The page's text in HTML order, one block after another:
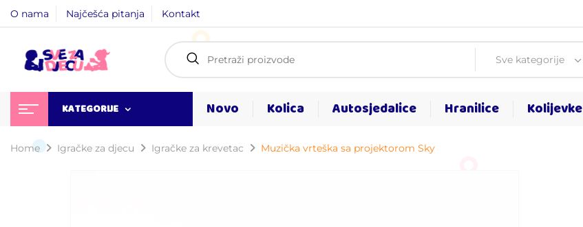
O nama Najčešća pitanja Kontakt
Sve kategorije
KATEGORIJE Novo Kolica Autosjedalice Hranilice Kolijevke
Home Igračke za djecu Igračke za krevetac Muzička vrteška sa projektorom Sky